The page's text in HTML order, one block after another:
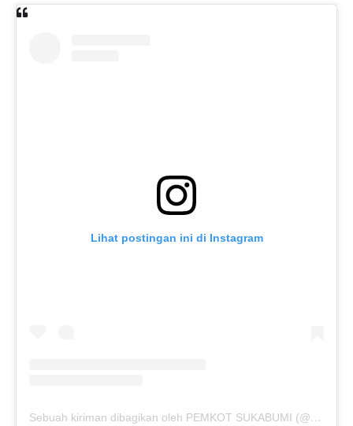
Lihat postingan ini di Instagram
Sebuah kiriman dibagikan oleh PEMKOT SUKABUMI (@pemkotsukabumi_)